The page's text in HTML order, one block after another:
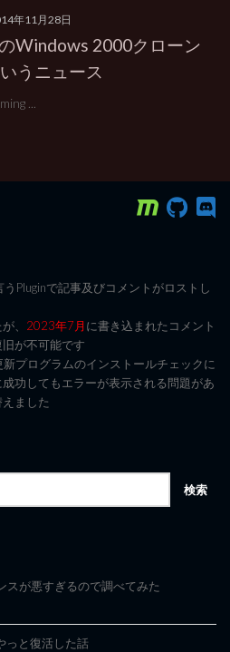
年11月28日
Windows 2000クローン
うニュース
...
うPluginで記事及びコメントがロストし
、 2023年7月に書き込まれたコメント
が不可能です
プログラムのインストールチェックに
功してもエラーが表示される問題があ
ました
スが悪すぎるので調べてみた
っと復活した話